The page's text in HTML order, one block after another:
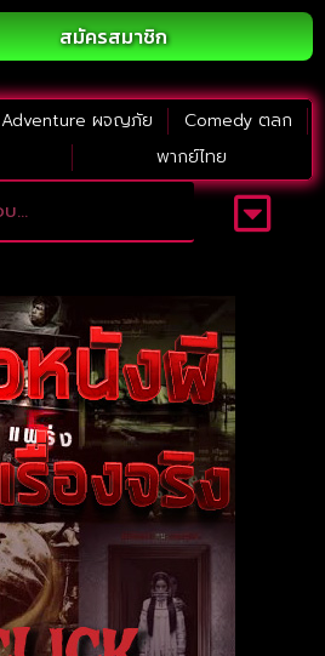
สมัครสมาชิก
Adventure ผจญภัย
Comedy ตลก
พากย์ไทย